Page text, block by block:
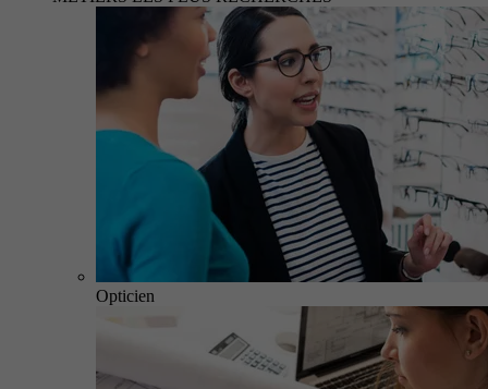
Opticien